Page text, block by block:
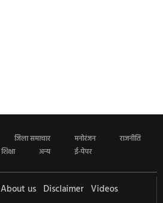
जिला समाचार मनोरंजन
राजनीति
शिक्षा अन्य ई-पेपर
About us Disclaimer Videos